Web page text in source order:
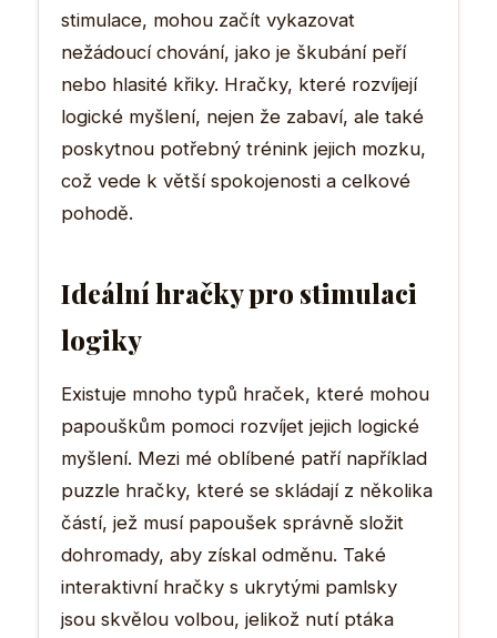
stimulace, mohou začít vykazovat
nežádoucí chování, jako je škubání peří
nebo hlasité křiky. Hračky, které rozvíjejí
logické myšlení, nejen že zabaví, ale také
poskytnou potřebný trénink jejich mozku,
což vede k větší spokojenosti a celkové
pohodě.
Ideální hračky pro stimulaci
logiky
Existuje mnoho typů hraček, které mohou
papouškům pomoci rozvíjet jejich logické
myšlení. Mezi mé oblíbené patří například
puzzle hračky, které se skládají z několika
částí, jež musí papoušek správně složit
dohromady, aby získal odměnu. Také
interaktivní hračky s ukrytými pamlsky
jsou skvělou volbou, jelikož nutí ptáka